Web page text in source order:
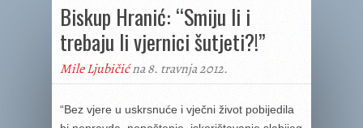
Biskup Hranić: “Smiju li i
trebaju li vjernici šutjeti?!”
Mile Ljubičićna 8. travnja 2012.
“Bez vjere u uskrsnuće i vječni život pobijedila